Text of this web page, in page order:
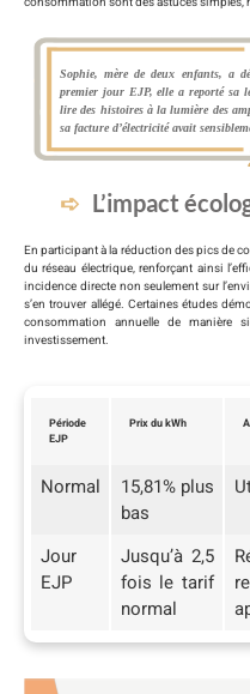
Sophie, mère de deux enfants, a
premier jour EJP, elle a reporté sa
lire des histoires à la lumière des
sa facture d’électricité avait
L’impact
En participant à la réduction des pics de
du réseau électrique, renforçant ainsi
incidence directe non seulement sur
s’en trouver allégé. Certaines études
consommation annuelle de manière
investissement.
Période
EJP
Prix du kWh
Normal
15,81% plus
bas
Jour
EJP
Jusqu’à 2,5
fois le tarif
normal